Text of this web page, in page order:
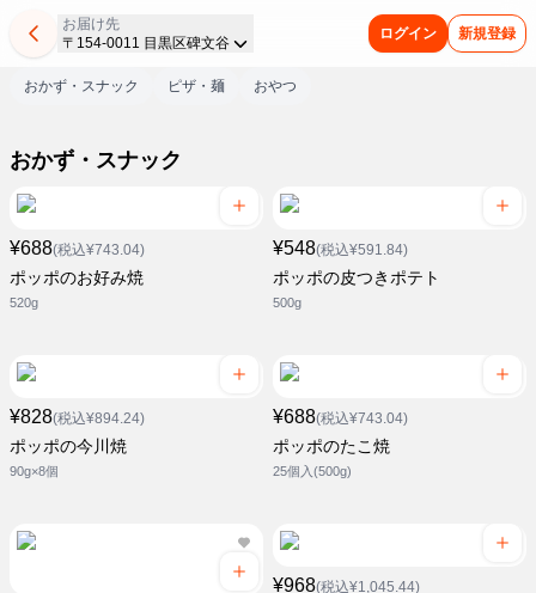
お届け先
〒154-0011 目黒区碑文谷
ログイン 新規登録
おかず・スナック ピザ・麺 おやつ
おかず・スナック
¥688(税込¥743.04)
ポッポのお好み焼
520g
¥548(税込¥591.84)
ポッポの皮つきポテト
500g
¥828(税込¥894.24)
ポッポの今川焼
90g×8個
¥688(税込¥743.04)
ポッポのたこ焼
25個入(500g)
¥968(税込¥1,045.44)